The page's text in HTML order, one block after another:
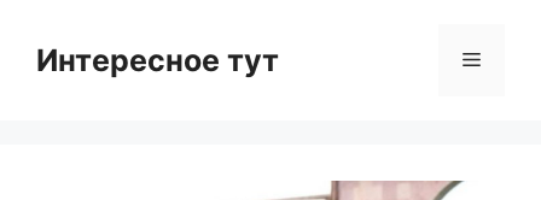
contentИнтересное тут Menu